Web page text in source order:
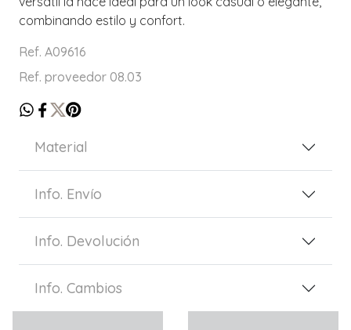
combinando estilo y confort.
Ref. A09616
Ref. proveedor 08.03
Material
Info. Envío
Info. Devolución
Info. Cambios